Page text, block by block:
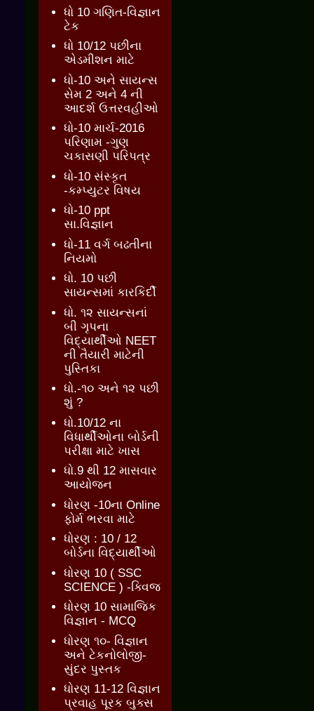
ધો 10 ગણિત-વિજ્ઞાન
ટેક
ધો 10/12 પછીના
એડમીશન માટે
ધો-10 અને સાયન્સ
સેમ 2 અને 4 ની
આદર્શ ઉત્તરવહીઓ
ધો-10 માર્ચ-2016
પરિણામ -ગુણ
ચકાસણી પરિપત્ર
ધો-10 સંસ્કૃત
-કમ્પ્યુટર વિષય
ધો-10 ppt
સા.વિજ્ઞાન
ધો-11 વર્ગ બઢતીના
નિયમો
ધો. 10 પછી
સાયન્સમાં કારકિર્દી
ધો. ૧૨ સાયન્સનાં
બી ગૃપના
વિદ્યાર્થીઓ NEET
ની તૈયારી માટેની
પુસ્તિકા
ધો.-૧૦ અને ૧૨ પછી
શું ?
ધો.10/12 ના
વિધાર્થીઓના બોર્ડની
પરીક્ષા માટે ખાસ
ધો.9 થી 12 માસવાર
આયોજન
ધોરણ -10ના Online
ફોર્મ ભરવા માટે
ધોરણ : 10 / 12
બોર્ડના વિદ્યાર્થીઓ
ધોરણ 10 ( SSC
SCIENCE ) -ક્વિજ
ધોરણ 10 સામાજિક
વિજ્ઞાન - MCQ
ધોરણ ૧૦- વિજ્ઞાન
અને ટેકનોલોજી-
સુંદર પુસ્તક
ધોરણ 11-12 વિજ્ઞાન
પ્રવાહ પૂરક બુક્સ